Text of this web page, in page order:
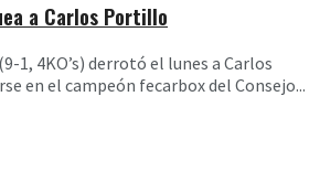
a Carlos Portillo
1, 4KO’s) derrotó el lunes a Carlos
en el campeón fecarbox del Consejo...